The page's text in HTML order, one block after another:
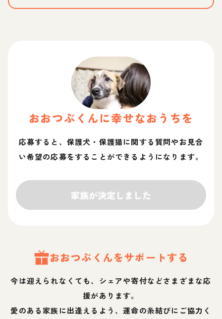
おおつぶ くんに幸せなおうちを
応募すると、保護犬・保護猫に関する質問やお見合
い希望の応募をすることができるようになります。
家族が決定しました
おおつぶ くんをサポートする
今は迎えられなくても、シェアや寄付などさまざまな応
援があります。
愛のある家族に出逢えるよう、運命の糸結びにご協力く